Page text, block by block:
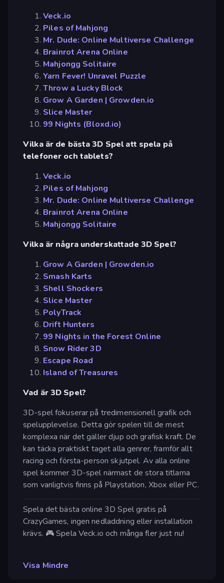
Veck.io
Piles of Mahjong
Mr. Dude: Online Multiverse Challenge
Brainrot Arena Online
Mahjongg Solitaire
Yarn Fever! Unravel Puzzle
Throw a Lucky Block
Grow A Garden | Growden.io
Slice Master
99 Nights (Bloxd.io)
Vilka är de bästa 3D Spel att spela på
telefoner och tablets?
Veck.io
Piles of Mahjong
Mr. Dude: Online Multiverse Challenge
Brainrot Arena Online
Mahjongg Solitaire
Vilka är några underskattade 3D Spel?
Grow A Garden | Growden.io
Smash Karts
Shell Shockers
Slice Master
PolyTrack
Drift Hunters
99 Nights in the Forest Online
Snow Rider 3D
Escape Road
Island of Treasures
Vad är 3D Spel?
3D-spel fokuserar på tredimensionell grafik och
spelupplevelse. Detta gör spelen till de mest
komplexa när det gäller djup och grafisk kraft. De
kan täcka praktiskt taget alla genrer, framför allt
racing och första-person skjutpel. Av alla online
spel kommer 3D-spel närmast de stora titlarna
som vanligtvis finns på Playstation, Xbox eller PC.
Spela det bästa online 3D Spel gratis på
CrazyGames, ingen nedladdning eller installation
krävs. 🎮 Spela Veck.io och många fler just nu!
Visa Mindre